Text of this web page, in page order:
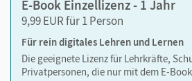
Medien in diesem E-Book:
Audios
Erklärvideos
E-Book Einzellizenz - 1 Jahr
9,99 EUR für 1 Person
Für rein digitales Lehren und Lernen
Die geeignete Lizenz für Lehrkräfte,
Privatpersonen, die nur mit dem E-